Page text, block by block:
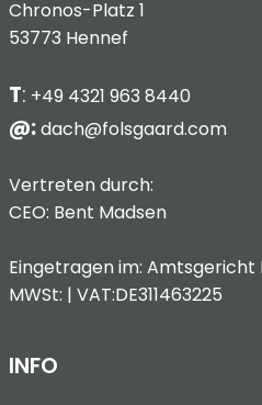
Chronos-Platz 1
53773 Hennef
T: +49 4321 963 8440
@:dach@folsgaard.com
Vertreten durch:
CEO: Bent Madsen
Eingetragen im: Amtsgericht
MWSt: | VAT:DE311463225
INFO